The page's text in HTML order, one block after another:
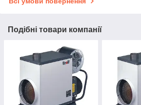
Подібні товари компанії